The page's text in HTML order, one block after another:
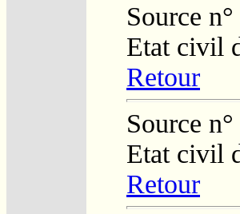
Source
Etat civil
Retour
Source
Etat civil
Retour